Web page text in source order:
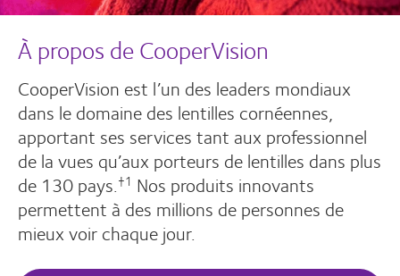
À propos de CooperVision
CooperVision est l’un des leaders mondiaux
dans le domaine des lentilles cornéennes,
apportant ses services tant aux professionnel
de la vues qu’aux porteurs de lentilles dans plus
de 130 pays.†1 Nos produits innovants
permettent à des millions de personnes de
mieux voir chaque jour.